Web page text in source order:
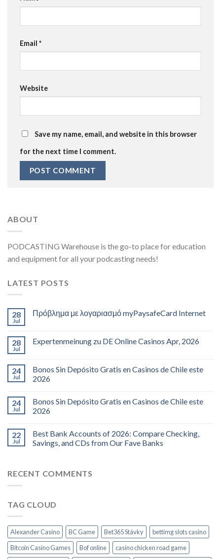
Email *
Website
Save my name, email, and website in this browser
for the next time I comment.
ABOUT
PODCASTING Warehouse is the go-to place for education
and equipment for all your podcasting needs!
LATEST POSTS
28
Jul
Πρόβλημα με λογαριασμό myPaysafeCard Internet
28
Jul
Expertenmeinung zu DE Online Casinos Apr, 2026
24
Jul
Bonos Sin Depósito Gratis en Casinos de Chile este
2026
24
Jul
Bonos Sin Depósito Gratis en Casinos de Chile este
2026
22
Jul
Best Bank Accounts of 2026: Compare Checking,
Savings, and CDs from Our Fave Banks
RECENT COMMENTS
TAG CLOUD
Alexander Casino BC Game Bet365 Stávky
bettimg slots casino
Bitcoin Casino Games
Bof online
casino chicken road game